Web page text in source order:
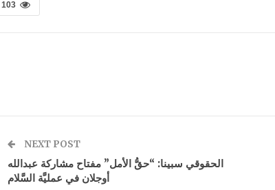
103
NEXT POST
الحقوقي سبينا: “حقُّ الأمل” مفتاح مشاركة عبدالله
أوجلان في عمليَّة السَّلام